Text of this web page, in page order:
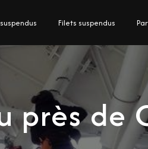
Filets suspendus
près de